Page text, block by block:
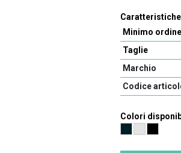
Caratteristiche
Minimo ordine
Taglie
Marchio
Codice
Colori